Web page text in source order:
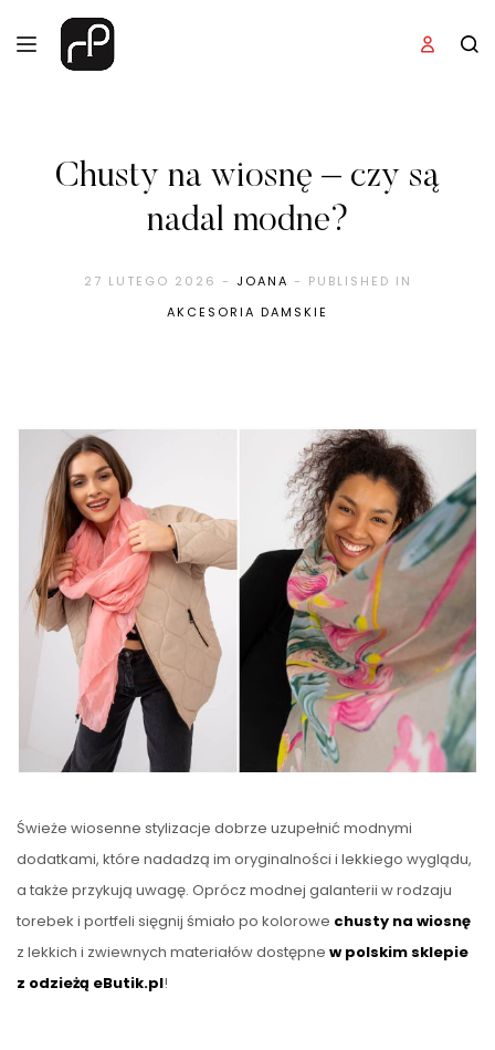
Chusty na wiosnę – czy są
nadal modne?
27 LUTEGO 2026 - JOANA - PUBLISHED IN
AKCESORIA DAMSKIE
Świeże wiosenne stylizacje dobrze uzupełnić modnymi
dodatkami, które nadadzą im oryginalności i lekkiego wyglądu,
a także przykują uwagę. Oprócz modnej galanterii w rodzaju
torebek i portfeli sięgnij śmiało po kolorowe chusty na wiosnę
z lekkich i zwiewnych materiałów dostępne w polskim sklepie
z odzieżą eButik.pl!